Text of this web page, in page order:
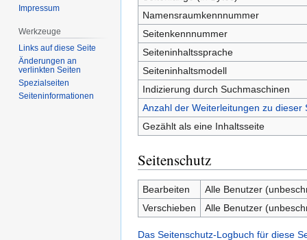
Namensraumkennnummer
Seitenkennnummer
Seiteninhaltssprache
Seiteninhaltsmodell
Indizierung durch Suchmaschinen
Anzahl der Weiterleitungen zu dieser
Gezählt als eine Inhaltsseite
Seitenschutz
Bearbeiten
Alle Benutzer
Verschieben
Alle Benutzer
Das Seitenschutz-Logbuch für diese
Impressum
Werkzeuge
Links auf diese Seite
Änderungen an
verlinkten Seiten
Spezialseiten
Seiten­­informationen